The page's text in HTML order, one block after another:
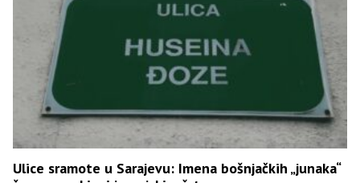
Ulice sramote u Sarajevu: Imena bošnjačkih „junaka“